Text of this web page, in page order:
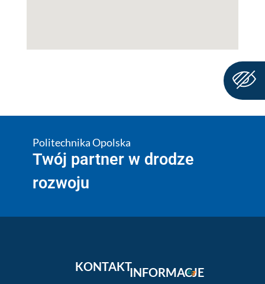
Politechnika Opolska
Twój partner w drodze
rozwoju
KONTAKTINFORMACJE